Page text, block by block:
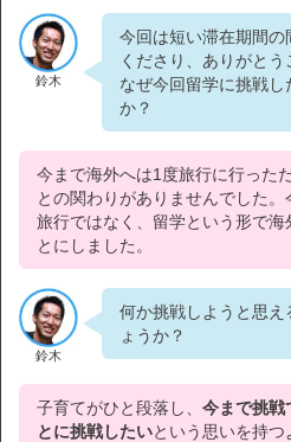
鈴木
今回は短い滞在期間の
くださり、ありがとう
なぜ今回留学に挑戦し
か？
今まで海外へは1度旅行に行った
との関わりがありませんでした。
旅行ではなく、留学という形で海
とにしました。
鈴木
何か挑戦しようと思え
ょうか？
子育てがひと段落し、 今まで挑戦
とに挑戦したいという思いを持つ